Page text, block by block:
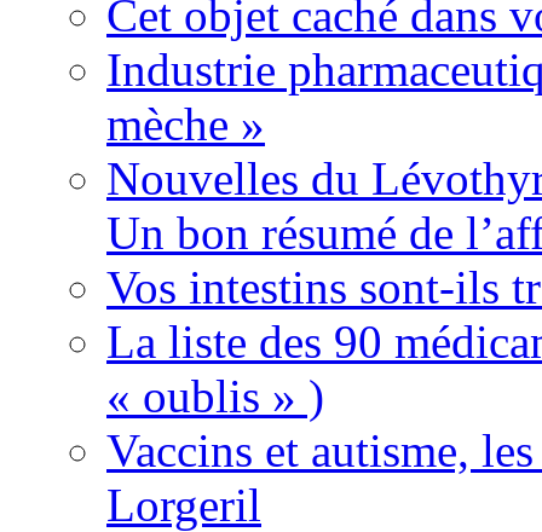
Cet objet caché dans
Industrie
mèche »
Nouvelles du
Un bon résumé de
Vos intestins sont-ils
La liste des 90
« oublis » )
Vaccins et autisme,
Lorgeril